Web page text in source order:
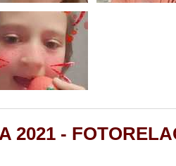
2021 -